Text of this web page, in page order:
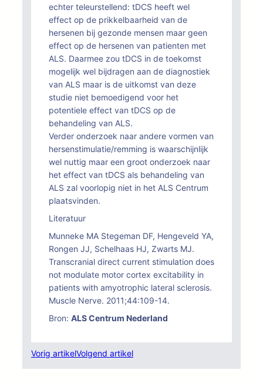
echter teleurstellend: tDCS heeft wel
effect op de prikkelbaarheid van de
hersenen bij gezonde mensen maar geen
effect op de hersenen van patienten met
ALS. Daarmee zou tDCS in de toekomst
mogelijk wel bijdragen aan de diagnostiek
van ALS maar is de uitkomst van deze
studie niet bemoedigend voor het
potentiele effect van tDCS op de
behandeling van ALS.
Verder onderzoek naar andere vormen van
hersenstimulatie/remming is waarschijnlijk
wel nuttig maar een groot onderzoek naar
het effect van tDCS als behandeling van
ALS zal voorlopig niet in het ALS Centrum
plaatsvinden.
Literatuur
Munneke MA Stegeman DF, Hengeveld YA,
Rongen JJ, Schelhaas HJ, Zwarts MJ.
Transcranial direct current stimulation does
not modulate motor cortex excitability in
patients with amyotrophic lateral sclerosis.
Muscle Nerve. 2011;44:109-14.
Bron: ALS Centrum Nederland
Vorig artikelVolgend artikel